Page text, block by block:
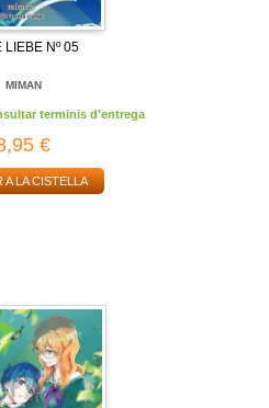
LIEBE Nº 05
MIMAN
terminis d'entrega
€
A LA CISTELLA